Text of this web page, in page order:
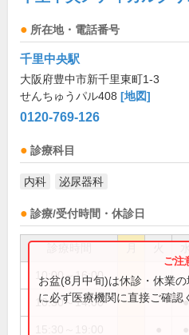
所在地・電話番号
千里中央駅
大阪府豊中市新千里東町1-3
せんちゅうパル408 [地図]
0120-769-126
診療科目
内科 泌尿器科
診療/受付時間・休診日
10:00～16:00
10:30～14:00 ●
お盆(8月中旬)は休診・休業
に必ず医療機関に直接ご確認